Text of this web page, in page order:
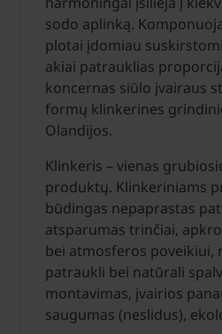
sodo aplinką.
plotai įdomiau
akiai patrauklias
koncernas siūlo įvairaus
formų klinkerines
Olandijos.
Klinkeris – vienas
produktų. Klinkeriniams
būdingas nepaprastas
atsparumas trin­čiai,
bei atmosferos poveikiui,
patraukli bei natūrali
montavimas, įvairios
saugumas (nesli­dus),